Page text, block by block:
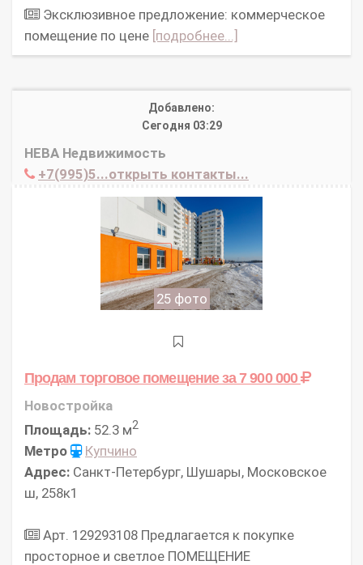
Эксклюзивное предложение: коммерческое
помещение по цене [подробнее...]
Добавлено:
Сегодня 03:29
НЕВА Недвижимость
+7(995)5...открыть контакты...
25 фото
Продам торговое помещениеза 7 900 000
Новостройка
Площадь: 52.3 м2
Метро
Купчино
Адрес: Санкт-Петербург, Шушары, Московское
ш, 258к1
Арт. 129293108 Предлагается к покупке
просторное и светлое ПОМЕЩЕНИЕ